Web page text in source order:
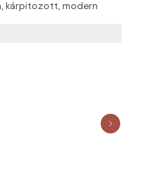
ágyrács, Matrac:
kárpitozott, modern